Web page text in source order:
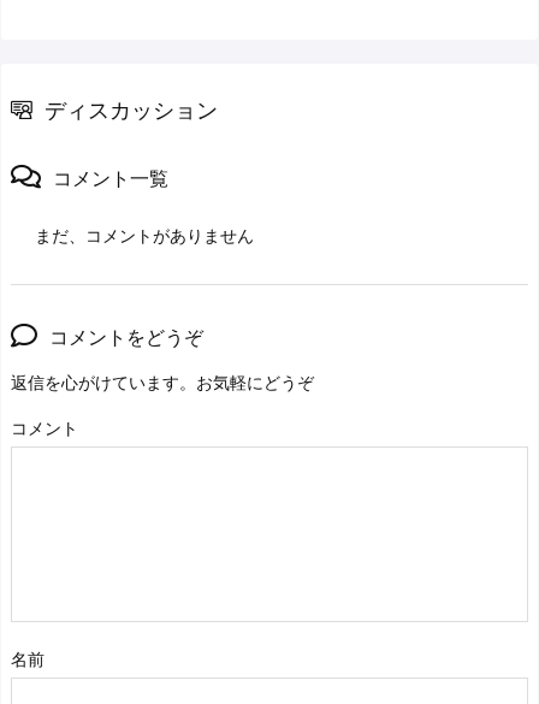
ディスカッション
コメント一覧
まだ、コメントがありません
コメントをどうぞ
返信を心がけています。お気軽にどうぞ
コメント
名前